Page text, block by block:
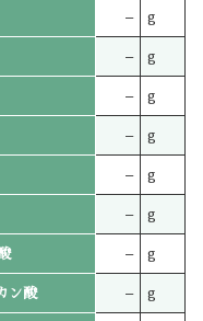
– g
– g
– g
– g
– g
– g
– g
ン酸 – g